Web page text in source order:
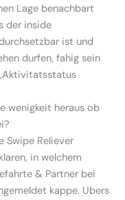
Lage benachbart
der inside
ist und
durfen, fahig sein
wenigkeit heraus ob
Swipe Reliever
in welchem
& Partner bei
kappe. Ubers